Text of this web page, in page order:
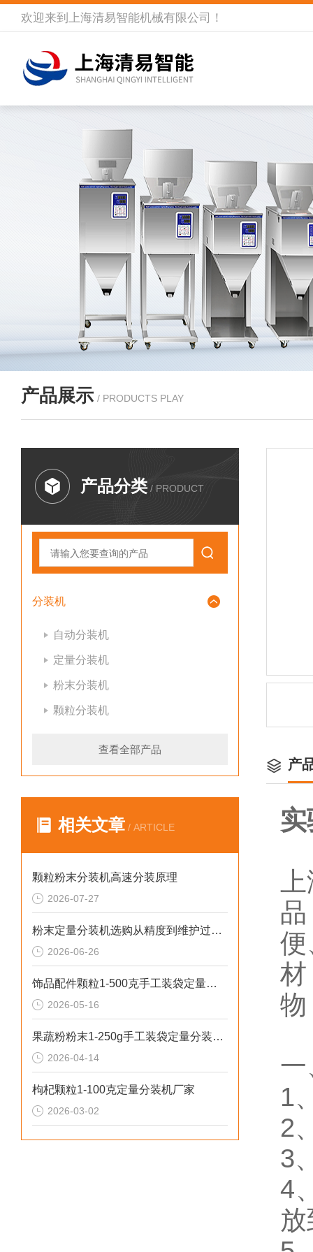
欢迎来到 上海清易智能机械有限公司 ！
产品展示 / PRODUCTS PLAY
产品分类 / PRODUCT
分装机
自动分装机
定量分装机
粉末分装机
颗粒分装机
查看全部产品
相关文章 / ARTICLE
颗粒粉末分装机高速分装原理
2026-07-27
粉末定量分装机选购从精度到维护过程的步骤
2026-06-26
饰品配件颗粒1-500克手工装袋定量分装机推荐
2026-05-16
果蔬粉粉末1-250g手工装袋定量分装机（可瓶装）
2026-04-14
枸杞颗粒1-100克定量分装机厂家
2026-03-02
产
便
材
物
1
2
3
4